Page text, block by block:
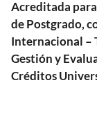
Acreditada
de Postgrado,
Internacional –
Gestión y
Créditos